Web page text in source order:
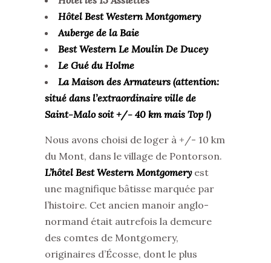
Hôtel Best Western Montgomery
Auberge de la Baie
Best Western Le Moulin De Ducey
Le Gué du Holme
La Maison des Armateurs (attention:
situé dans l’extraordinaire ville de
Saint-Malo soit +/- 40 km mais Top !)
Nous avons choisi de loger à +/- 10 km
du Mont, dans le village de Pontorson.
L’hôtel Best Western Montgomeryest
une magnifique bâtisse marquée par
l’histoire. Cet ancien manoir anglo-
normand était autrefois la demeure
des comtes de Montgomery,
originaires d’Écosse, dont le plus